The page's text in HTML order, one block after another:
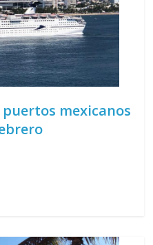
mexicanos